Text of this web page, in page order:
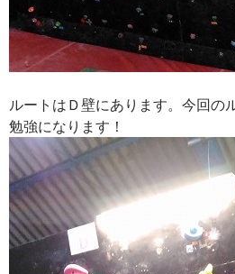
ルートはＤ壁にあります。今回の
勉強になります！